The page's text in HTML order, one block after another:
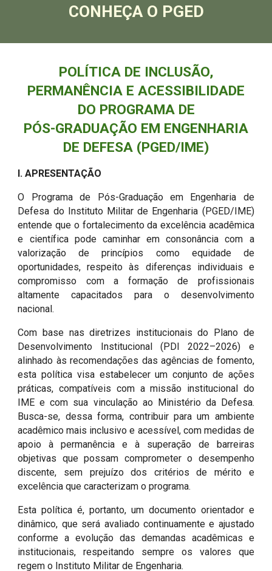
CONHEÇA O PGED
POLÍTICA DE INCLUSÃO,
PERMANÊNCIA E ACESSIBILIDADE
DO PROGRAMA DE
PÓS-GRADUAÇÃO EM ENGENHARIA
DE DEFESA (PGED/IME)
I. APRESENTAÇÃO
O Programa de Pós-Graduação em Engenharia de
Defesa do Instituto Militar de Engenharia (PGED/IME)
entende que o fortalecimento da excelência acadêmica
e científica pode caminhar em consonância com a
valorização de princípios como equidade de
oportunidades, respeito às diferenças individuais e
compromisso com a formação de profissionais
altamente capacitados para o desenvolvimento
nacional.
Com base nas diretrizes institucionais do Plano de
Desenvolvimento Institucional (PDI 2022–2026) e
alinhado às recomendações das agências de fomento,
esta política visa estabelecer um conjunto de ações
práticas, compatíveis com a missão institucional do
IME e com sua vinculação ao Ministério da Defesa.
Busca-se, dessa forma, contribuir para um ambiente
acadêmico mais inclusivo e acessível, com medidas de
apoio à permanência e à superação de barreiras
objetivas que possam comprometer o desempenho
discente, sem prejuízo dos critérios de mérito e
excelência que caracterizam o programa.
Esta política é, portanto, um documento orientador e
dinâmico, que será avaliado continuamente e ajustado
conforme a evolução das demandas acadêmicas e
institucionais, respeitando sempre os valores que
regem o Instituto Militar de Engenharia.